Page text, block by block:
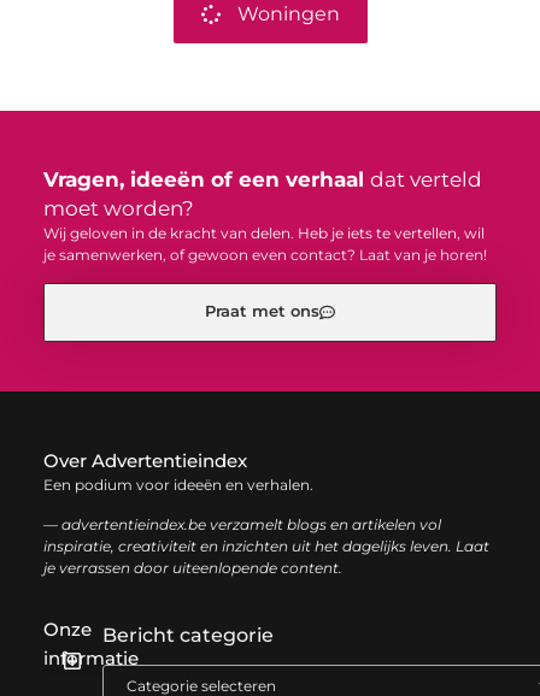
Woningen
Vragen, ideeën of een verhaal dat verteld
moet worden?
Wij geloven in de kracht van delen. Heb je iets te vertellen, wil
je samenwerken, of gewoon even contact? Laat van je horen!
Praat met ons
Over Advertentieindex
Een podium voor ideeën en verhalen.
— advertentieindex.be verzamelt blogs en artikelen vol
inspiratie, creativiteit en inzichten uit het dagelijks leven. Laat
je verrassen door uiteenlopende content.
Onze
informatie
Bericht categorie